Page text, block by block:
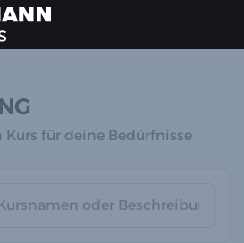
für deine Bedürfnisse